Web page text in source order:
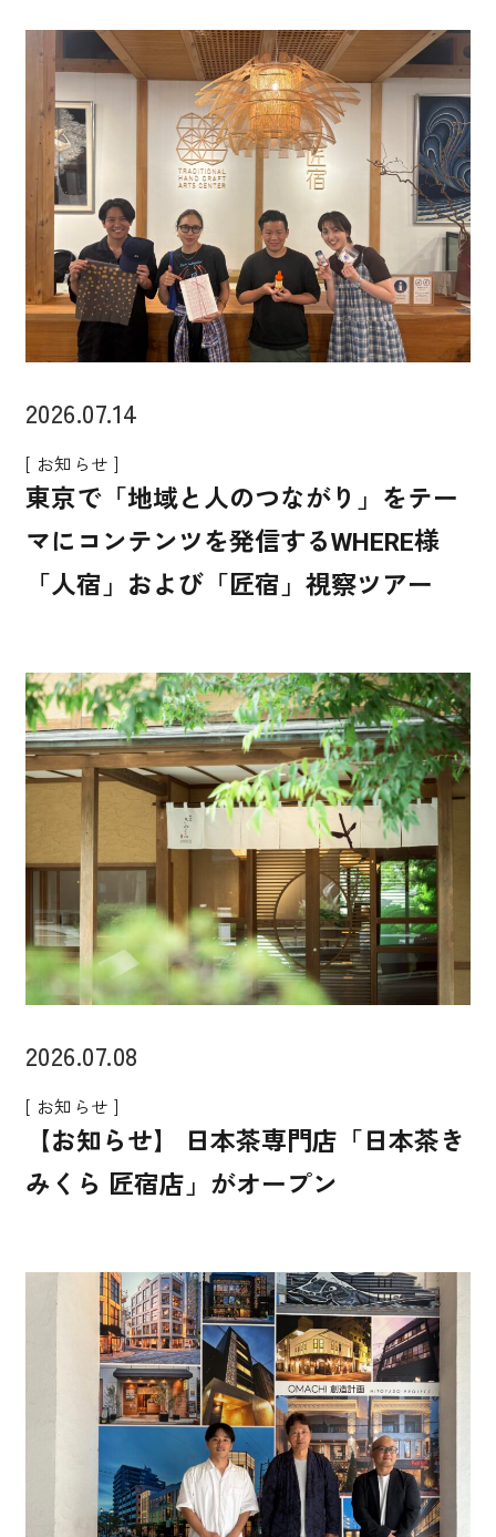
2026.07.14
[ お知らせ ]
東京で「地域と人のつながり」をテー
マにコンテンツを発信するWHERE様
「人宿」および「匠宿」視察ツアー
2026.07.08
[ お知らせ ]
【お知らせ】 日本茶専門店「日本茶き
みくら 匠宿店」がオープン